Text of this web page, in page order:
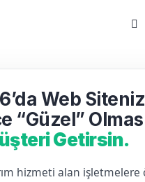
Web Siteniz
“Güzel”
Getirsin.
hizmeti alan işletmelere